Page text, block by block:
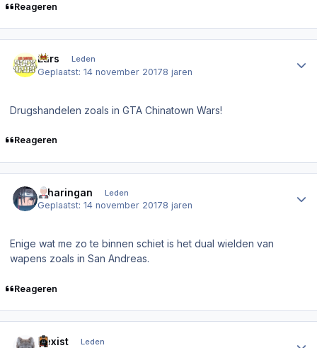
Reageren
Lars Leden
Geplaatst:14 november 20178 jaren
Drugshandelen zoals in GTA Chinatown Wars!
Reageren
.Sharingan Leden
Geplaatst:14 november 20178 jaren
Enige wat me zo te binnen schiet is het dual wielden van
wapens zoals in San Andreas.
Reageren
Dexist Leden